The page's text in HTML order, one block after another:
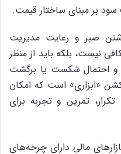
بر مبنای ساختار قیمت.
صبر و رعایت مدیریت
نیست، بلکه باید از منظر
و احتمال شکست یا برگشت
«ابزاری» است که امکان
تکرار، تمرین و تجربه برای
مالی دارای چرخه‌های